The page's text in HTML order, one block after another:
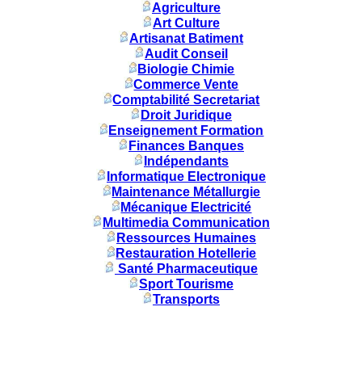
Agriculture
Art Culture
Artisanat Batiment
Audit Conseil
Biologie Chimie
Commerce Vente
Comptabilité Secretariat
Droit Juridique
Enseignement Formation
Finances Banques
Indépendants
Informatique Electronique
Maintenance Métallurgie
Mécanique Electricité
Multimedia Communication
Ressources Humaines
Restauration Hotellerie
Santé Pharmaceutique
Sport Tourisme
Transports